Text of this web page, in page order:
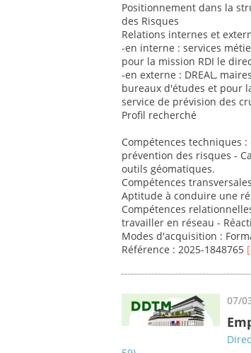
Positionnement dans la
des Risques
Relations internes et
-en interne : services
pour la mission RDI le
-en externe : DREAL,
bureaux d'études et pour
service de prévision des
Profil recherché
Compétences techniques
prévention des risques -
outils géomatiques.
Compétences
Aptitude à conduire une
Compétences
travailler en réseau -
Modes d'acquisition :
Référence : 2025-1848765
07/